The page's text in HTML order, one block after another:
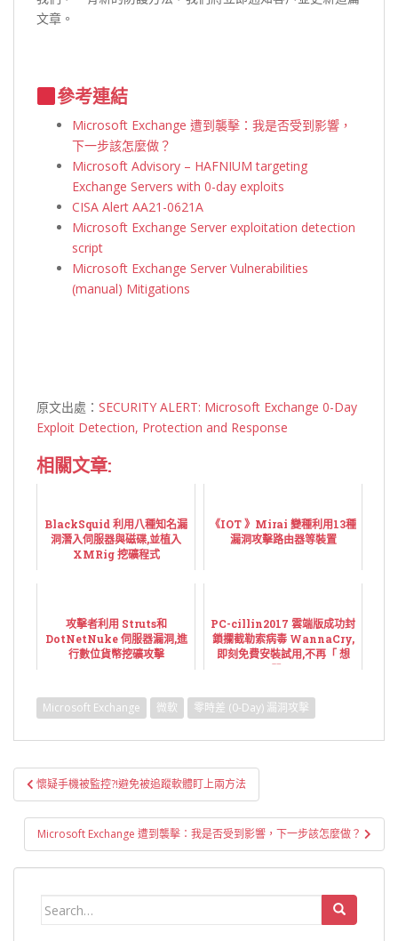
文章。
參考連結
Microsoft Exchange 遭到襲擊：我是否受到影響，
下一步該怎麼做？
Microsoft Advisory – HAFNIUM targeting
Exchange Servers with 0-day exploits
CISA Alert AA21-0621A
Microsoft Exchange Server exploitation detection
script
Microsoft Exchange Server Vulnerabilities
(manual) Mitigations
原文出處： SECURITY ALERT: Microsoft Exchange 0-Day
Exploit Detection, Protection and Response
相關文章:
BlackSquid 利用八種知名漏
洞潛入伺服器與磁碟,並植入
XMRig 挖礦程式
《IOT 》Mirai 變種利用13種
漏洞攻擊路由器等裝置
攻擊者利用 Struts和
DotNetNuke 伺服器漏洞,進
行數位貨幣挖礦攻擊
PC-cillin2017 雲端版成功封
鎖攔截勒索病毒 WannaCry,
即刻免費安裝試用,不再「 想
哭」!
Microsoft Exchange 微軟 零時差 (0-Day) 漏洞攻擊
文
章
導
覽
懷疑手機被監控?!避免被追蹤軟體盯上兩方法
Microsoft Exchange 遭到襲擊：我是否受到影響，下一步該怎麼做？
Search